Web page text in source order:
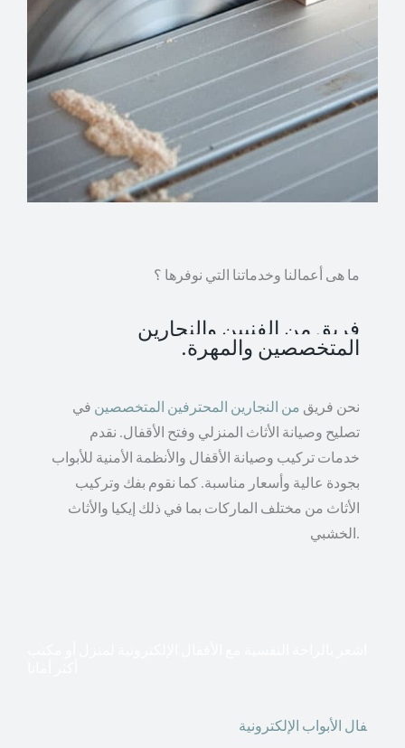
ما هى أعمالنا وخدماتنا التي نوفرها ؟
فريق من الفنيين والنجارين
المتخصصين والمهرة.
نحن فريق من النجارين المحترفين المتخصصين في
تصليح وصيانة الأثاث المنزلي وفتح الأقفال. نقدم
خدمات تركيب وصيانة الأقفال والأنظمة الأمنية للأبواب
بجودة عالية وأسعار مناسبة. كما نقوم بفك وتركيب
الأثاث من مختلف الماركات بما في ذلك إيكيا والأثاث
الخشبي.
فال الأبواب الإلكترونية